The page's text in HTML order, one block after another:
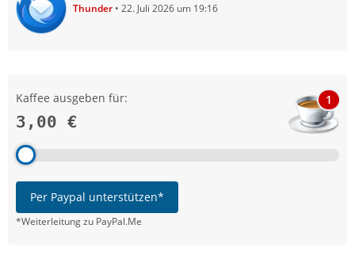
Thunder 22. Juli 2026 um 19:16
Kaffee ausgeben für:
3,00 €
1
Per Paypal unterstützen*
*Weiterleitung zu PayPal.Me